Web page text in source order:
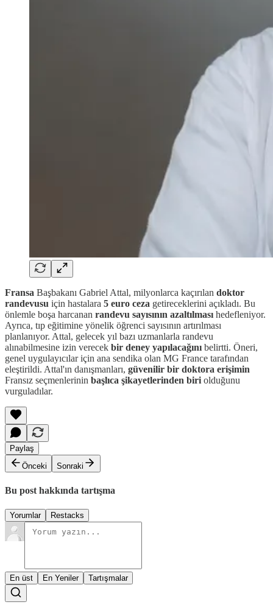
Fransa Başbakanı Gabriel Attal, milyonlarca kaçırılan doktor
randevusu için hastalara 5 euro ceza getireceklerini açıkladı. Bu
önlemle boşa harcanan randevu sayısının azaltılması hedefleniyor.
Ayrıca, tıp eğitimine yönelik öğrenci sayısının artırılması
planlanıyor. Attal, gelecek yıl bazı uzmanlarla randevu
alınabilmesine izin verecek bir deney yapılacağını belirtti. Öneri,
genel uygulayıcılar için ana sendika olan MG France tarafından
eleştirildi. Attal'ın danışmanları, güvenilir bir doktora erişimin
Fransız seçmenlerinin başlıca şikayetlerinden biri olduğunu
vurguladılar.
Paylaş
Önceki
Sonraki
Bu post hakkında tartışma
Yorumlar Restacks
En üst En Yeniler Tartışmalar